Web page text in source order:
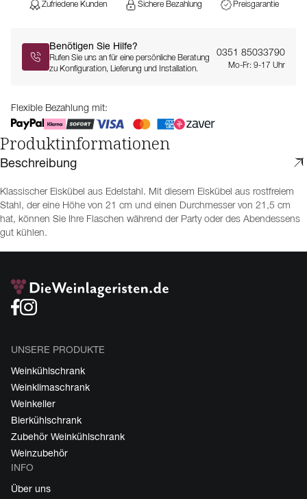
Zufriedene Kunden Sichere Bezahlung Preisgarantie
Benötigen Sie Hilfe?
Rufen Sie uns an für eine persönliche Beratung
zu Konfiguration, Lieferung und Installation.
0351 85033790
Mo-Fr: 9-17 Uhr
Flexible Bezahlung mit:
Produktinformationen
Beschreibung
Klassischer Eiskübel aus Edelstahl. Mit diesem Eiskübel aus rostfreiem
Stahl, der eine Höhe von 21 cm und einen Durchmesser von 21,5 cm
hat, können Sie Ihre Flaschen während der Party oder des Abendessens
gut kühlen.
UNSERE PRODUKTE
Weinkühlschrank
Weinklimaschrank
Weinkeller
Bierkühlschrank
Zubehör Weinkühlschrank
Weinzubehör
INFO
Über uns